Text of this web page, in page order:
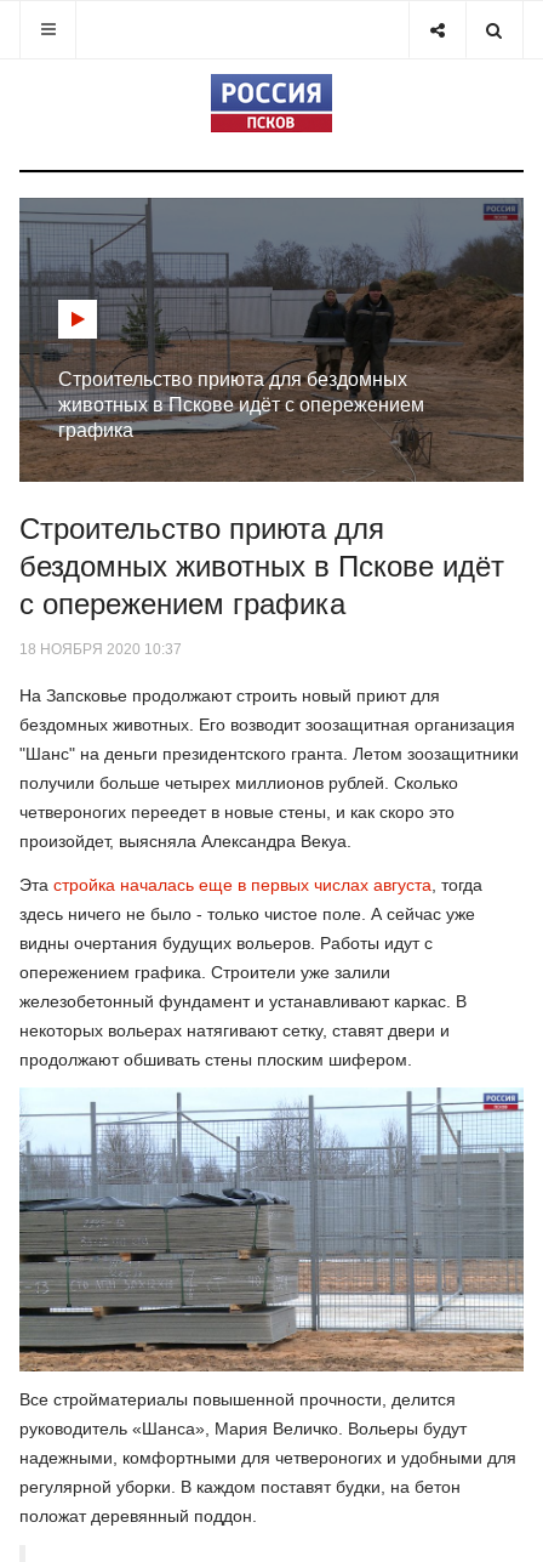
Строительство приюта для бездомных
животных в Пскове идёт с опережением
графика
Строительство приюта для
бездомных животных в Пскове идёт
с опережением графика
18 НОЯБРЯ 2020 10:37
На Запсковье продолжают строить новый приют для
бездомных животных. Его возводит зоозащитная организация
"Шанс" на деньги президентского гранта. Летом зоозащитники
получили больше четырех миллионов рублей. Сколько
четвероногих переедет в новые стены, и как скоро это
произойдет, выясняла Александра Векуа.
Эта стройка началась еще в первых числах августа , тогда
здесь ничего не было - только чистое поле. А сейчас уже
видны очертания будущих вольеров. Работы идут с
опережением графика. Строители уже залили
железобетонный фундамент и устанавливают каркас. В
некоторых вольерах натягивают сетку, ставят двери и
продолжают обшивать стены плоским шифером.
Все стройматериалы повышенной прочности, делится
руководитель «Шанса», Мария Величко. Вольеры будут
надежными, комфортными для четвероногих и удобными для
регулярной уборки. В каждом поставят будки, на бетон
положат деревянный поддон.